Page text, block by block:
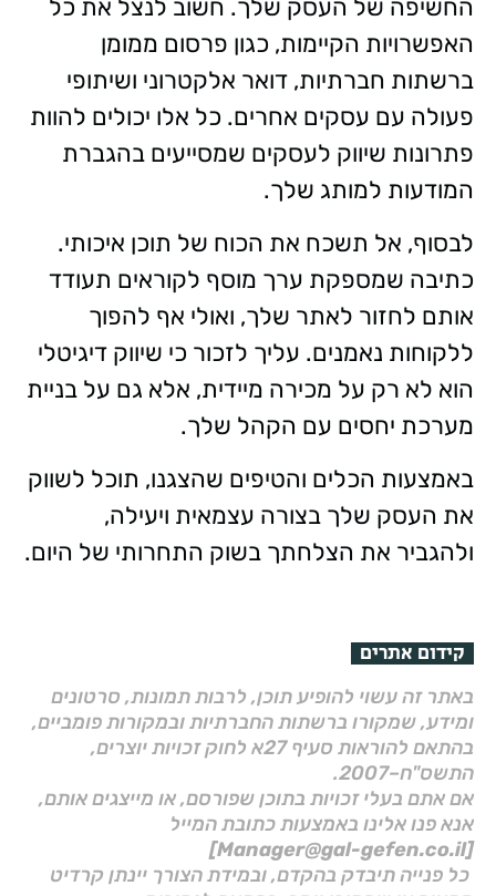
החשיפה של העסק שלך. חשוב לנצל את כל
האפשרויות הקיימות, כגון פרסום ממומן
ברשתות חברתיות, דואר אלקטרוני ושיתופי
פעולה עם עסקים אחרים. כל אלו יכולים להוות
פתרונות שיווק לעסקים שמסייעים בהגברת
המודעות למותג שלך.
לבסוף, אל תשכח את הכוח של תוכן איכותי.
כתיבה שמספקת ערך מוסף לקוראים תעודד
אותם לחזור לאתר שלך, ואולי אף להפוך
ללקוחות נאמנים. עליך לזכור כי שיווק דיגיטלי
הוא לא רק על מכירה מיידית, אלא גם על בניית
מערכת יחסים עם הקהל שלך.
באמצעות הכלים והטיפים שהצגנו, תוכל לשווק
את העסק שלך בצורה עצמאית ויעילה,
ולהגביר את הצלחתך בשוק התחרותי של היום.
קידום אתרים
באתר זה עשוי להופיע תוכן, לרבות תמונות, סרטונים
ומידע, שמקורו ברשתות החברתיות ובמקורות פומביים,
בהתאם להוראות סעיף 27א לחוק זכויות יוצרים,
התשס"ח–2007.
אם אתם בעלי זכויות בתוכן שפורסם, או מייצגים אותם,
אנא פנו אלינו באמצעות כתובת המייל
[Manager@gal-gefen.co.il]
כל פנייה תיבדק בהקדם, ובמידת הצורך יינתן קרדיט